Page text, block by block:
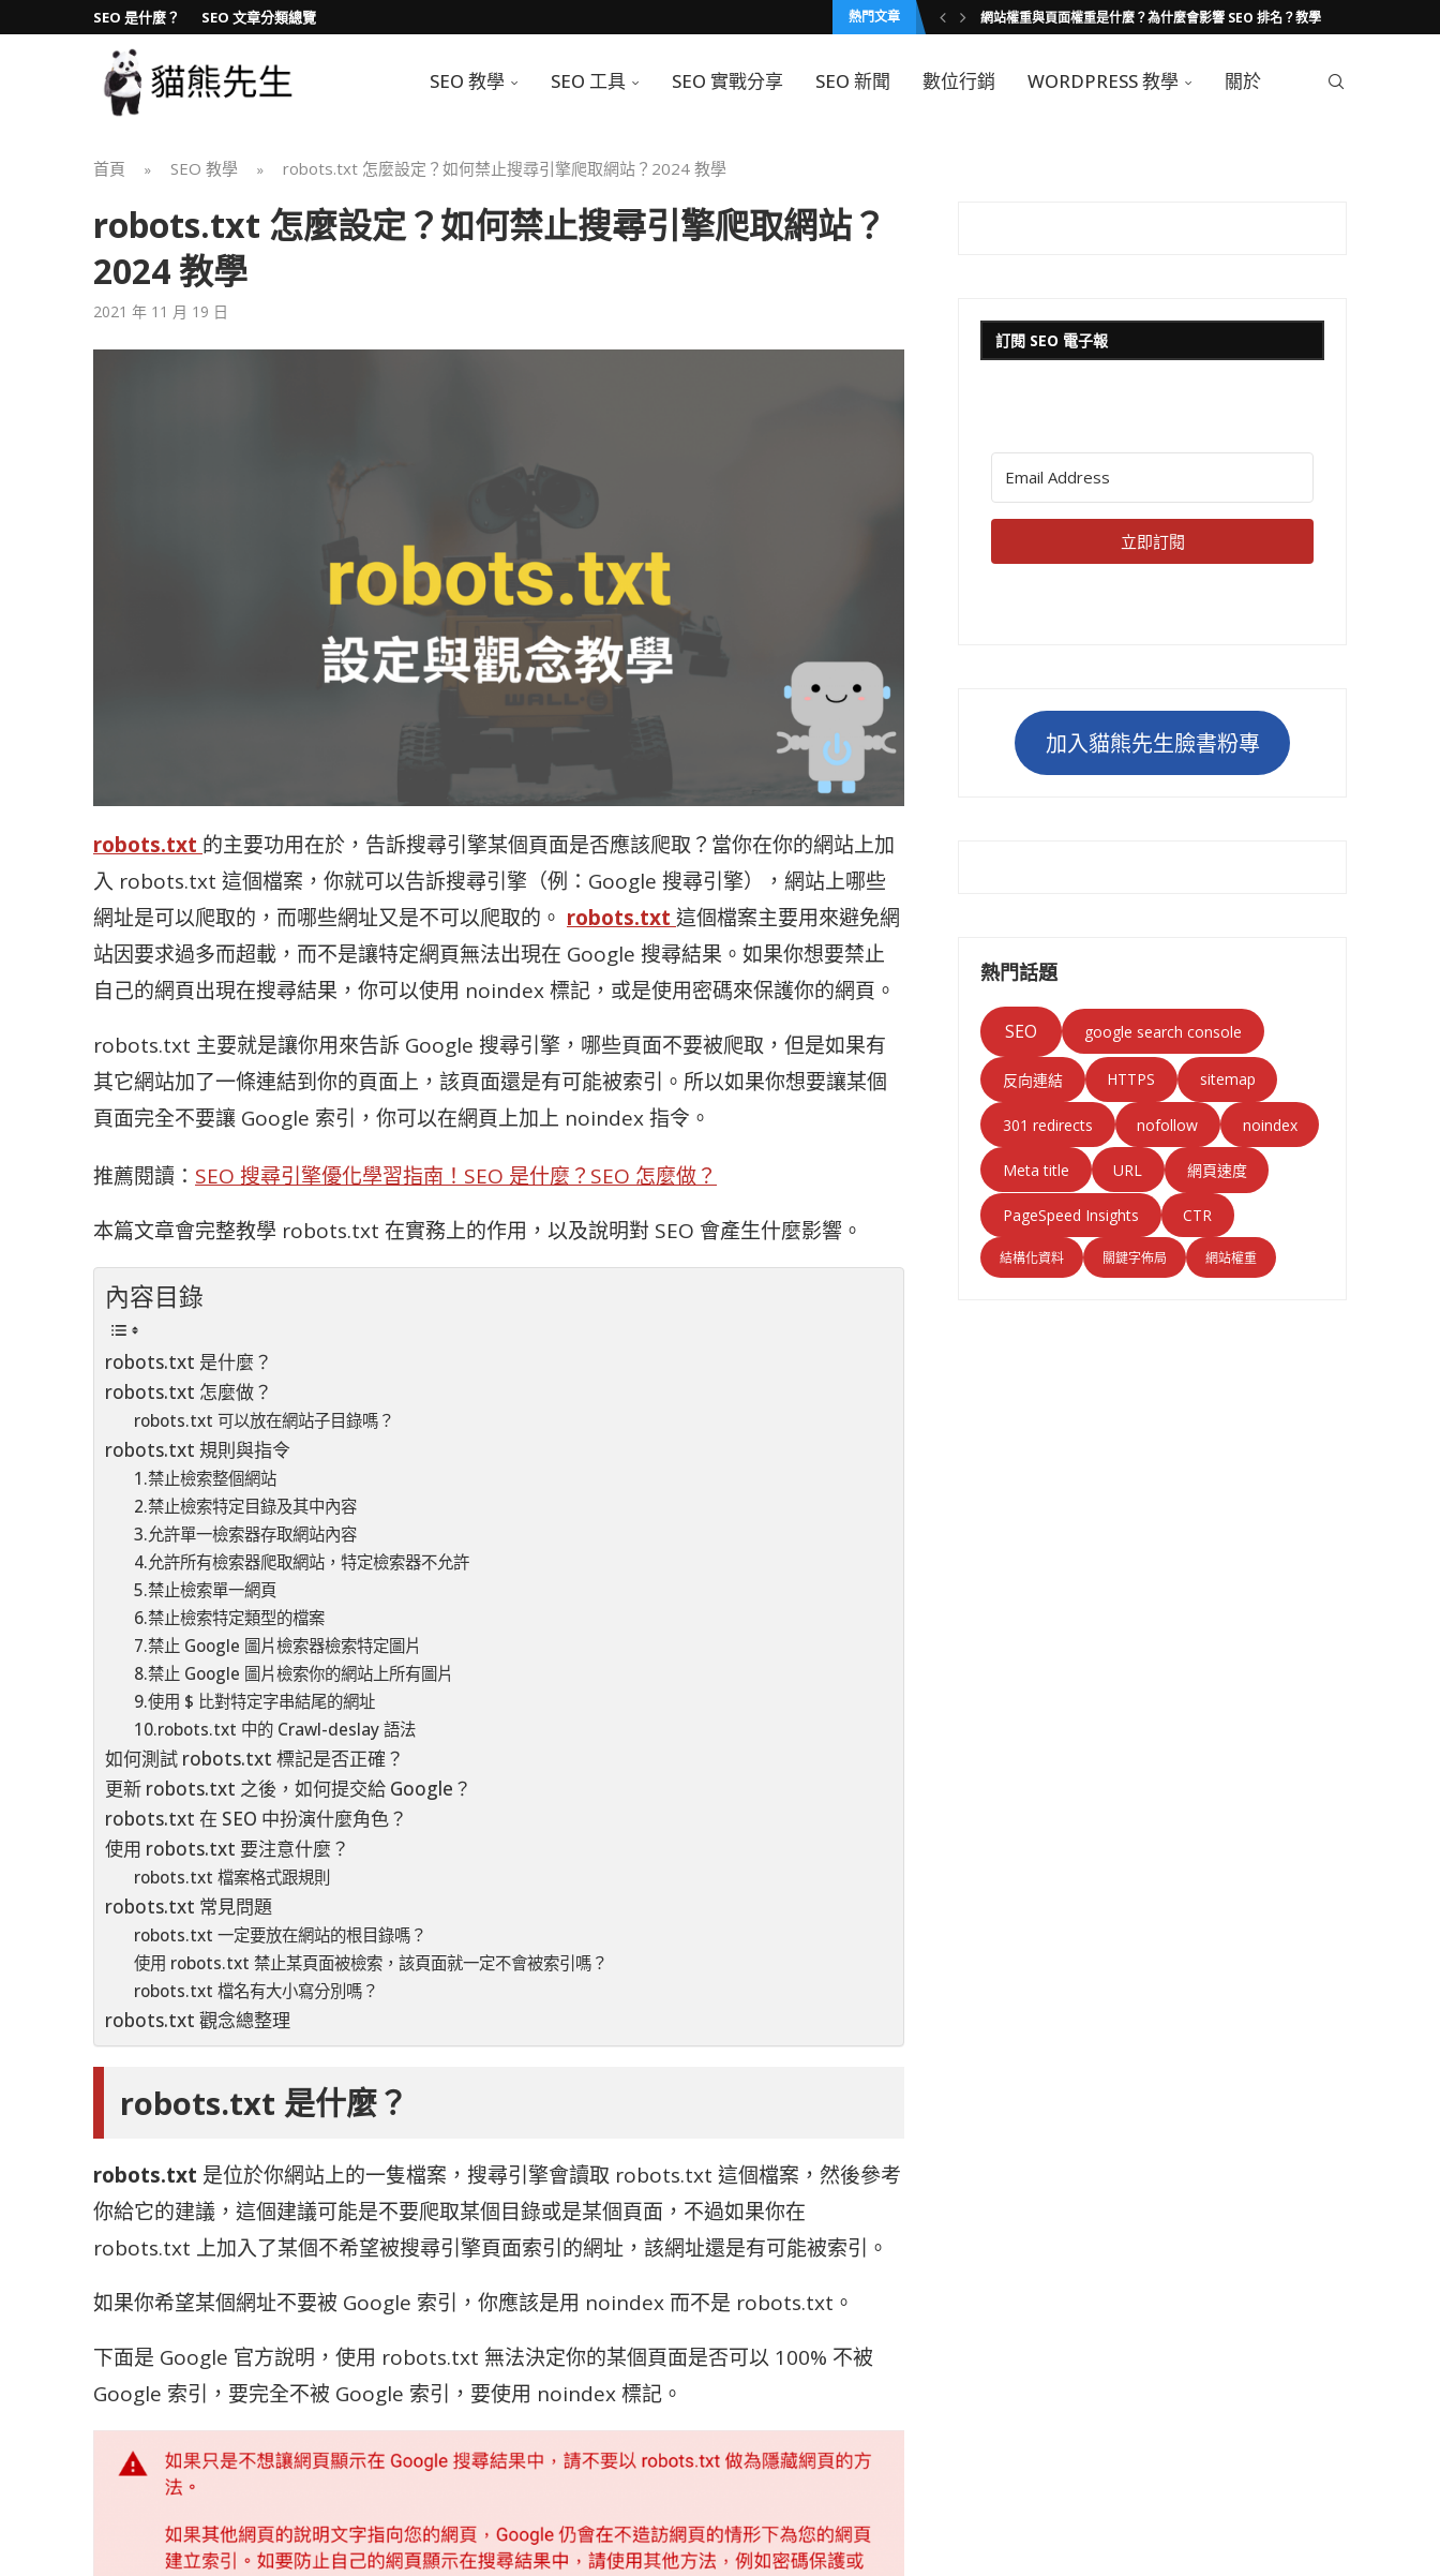
SEO 是什麼？ SEO 文章分類總覽 熱門文章 網站權重與頁面權重是什麼？為什麼會影響 SEO 排名？教學
SEO 教學 SEO 工具 SEO 實戰分享 SEO 新聞 數位行銷 WORDPRESS 教學 關於
首頁 » SEO 教學 » robots.txt 怎麼設定？如何禁止搜尋引擎爬取網站？2024 教學
robots.txt 怎麼設定？如何禁止搜尋引擎爬取網站？
2024 教學
2021 年 11 月 19 日
robots.txt 的主要功用在於，告訴搜尋引擎某個頁面是否應該爬取？當你在你的網站上加
入 robots.txt 這個檔案，你就可以告訴搜尋引擎（例：Google 搜尋引擎），網站上哪些
網址是可以爬取的，而哪些網址又是不可以爬取的。 robots.txt 這個檔案主要用來避免網
站因要求過多而超載，而不是讓特定網頁無法出現在 Google 搜尋結果。如果你想要禁止
自己的網頁出現在搜尋結果，你可以使用 noindex 標記，或是使用密碼來保護你的網頁。
robots.txt 主要就是讓你用來告訴 Google 搜尋引擎，哪些頁面不要被爬取，但是如果有
其它網站加了一條連結到你的頁面上，該頁面還是有可能被索引。所以如果你想要讓某個
頁面完全不要讓 Google 索引，你可以在網頁上加上 noindex 指令。
推薦閱讀： SEO 搜尋引擎優化學習指南！SEO 是什麼？SEO 怎麼做？
本篇文章會完整教學 robots.txt 在實務上的作用，以及說明對 SEO 會產生什麼影響。
內容目錄
robots.txt 是什麼？
robots.txt 怎麼做？
robots.txt 可以放在網站子目錄嗎？
robots.txt 規則與指令
1.禁止檢索整個網站
2.禁止檢索特定目錄及其中內容
3.允許單一檢索器存取網站內容
4.允許所有檢索器爬取網站，特定檢索器不允許
5.禁止檢索單一網頁
6.禁止檢索特定類型的檔案
7.禁止 Google 圖片檢索器檢索特定圖片
8.禁止 Google 圖片檢索你的網站上所有圖片
9.使用 $ 比對特定字串結尾的網址
10.robots.txt 中的 Crawl-deslay 語法
如何測試 robots.txt 標記是否正確？
更新 robots.txt 之後，如何提交給 Google？
robots.txt 在 SEO 中扮演什麼角色？
使用 robots.txt 要注意什麼？
robots.txt 檔案格式跟規則
robots.txt 常見問題
robots.txt 一定要放在網站的根目錄嗎？
使用 robots.txt 禁止某頁面被檢索，該頁面就一定不會被索引嗎？
robots.txt 檔名有大小寫分別嗎？
robots.txt 觀念總整理
robots.txt 是什麼？
robots.txt 是位於你網站上的一隻檔案，搜尋引擎會讀取 robots.txt 這個檔案，然後參考
你給它的建議，這個建議可能是不要爬取某個目錄或是某個頁面，不過如果你在
robots.txt 上加入了某個不希望被搜尋引擎頁面索引的網址，該網址還是有可能被索引。
如果你希望某個網址不要被 Google 索引，你應該是用 noindex 而不是 robots.txt。
下面是 Google 官方說明，使用 robots.txt 無法決定你的某個頁面是否可以 100% 不被
Google 索引，要完全不被 Google 索引，要使用 noindex 標記。
訂閱 SEO 電子報
立即訂閱
加入貓熊先生臉書粉專
熱門話題
SEO google search console
反向連結 HTTPS sitemap
301 redirects nofollow noindex
Meta title URL 網頁速度
PageSpeed Insights CTR
結構化資料 關鍵字佈局 網站權重